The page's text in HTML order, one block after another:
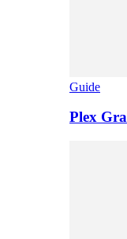
Guide
Plex